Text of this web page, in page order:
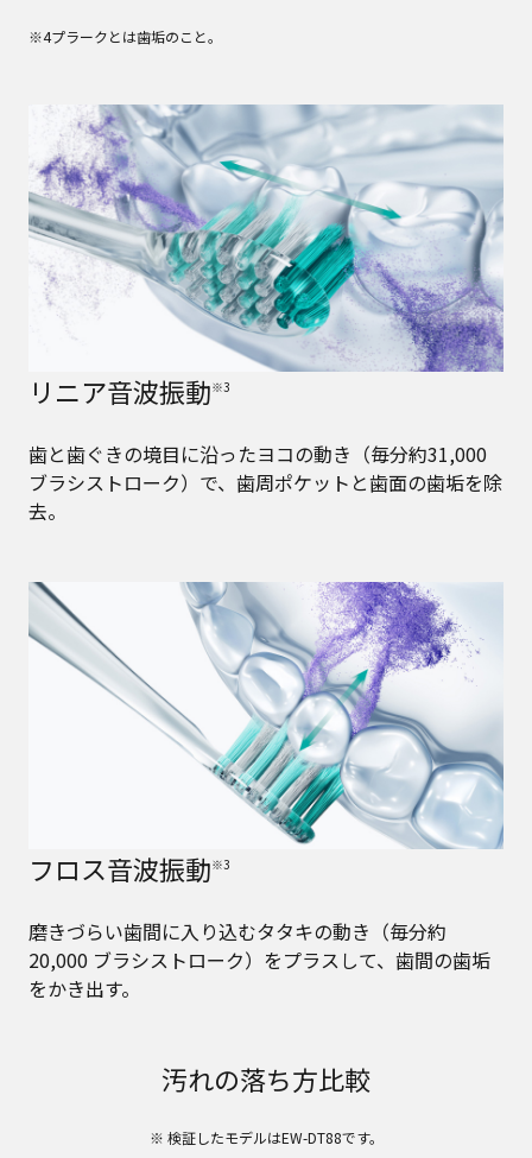
※4プラークとは歯垢のこと。
リニア音波振動※3
歯と歯ぐきの境目に沿ったヨコの動き（毎分約31,000
ブラシストローク）で、歯周ポケットと歯面の歯垢を除
去。
フロス音波振動※3
磨きづらい歯間に入り込むタタキの動き（毎分約
20,000 ブラシストローク）をプラスして、歯間の歯垢
をかき出す。
汚れの落ち方比較
※ 検証したモデルはEW-DT88です。